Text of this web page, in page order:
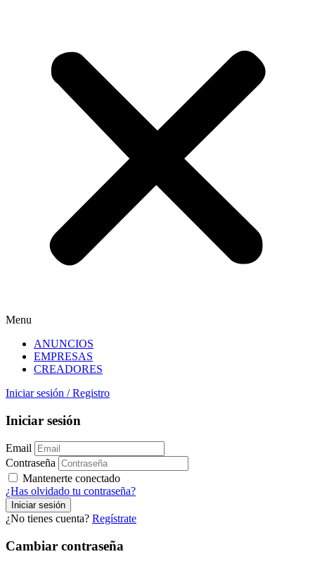
Menu
ANUNCIOS
EMPRESAS
CREADORES
Iniciar sesión / Registro
Iniciar sesión
Email
Contraseña
Mantenerte conectado
¿Has olvidado tu contraseña?
¿No tienes cuenta? Regístrate
Cambiar contraseña